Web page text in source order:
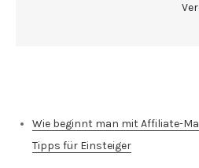
Wie beginnt man mit Affiliate-
Tipps für Einsteiger